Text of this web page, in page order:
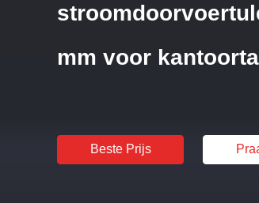
mm voor
Beste Prijs